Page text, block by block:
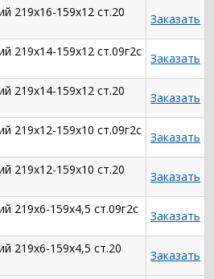
219х16-159х12 ст.20
Заказать
219х14-159х12 ст.09г2с Заказать
219х14-159х12 ст.20
Заказать
219х12-159х10 ст.09г2с Заказать
219х12-159х10 ст.20
Заказать
219х6-159х4,5 ст.09г2с
Заказать
219х6-159х4,5 ст.20
Заказать